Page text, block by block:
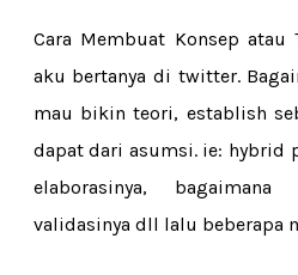
Cara Membuat Konsep atau
aku bertanya di twitter.
mau bikin teori, establish
dapat dari asumsi. ie: hybrid
elaborasinya, bagaimana
validasinya dll lalu beberapa